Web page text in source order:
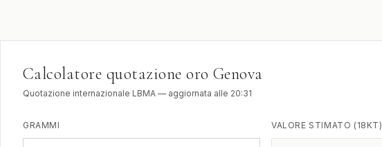
Calcolatore quotazione oro Genova
Quotazione internazionale LBMA — aggiornata alle 20:31
GRAMMI VALORE STIMATO (18KT)